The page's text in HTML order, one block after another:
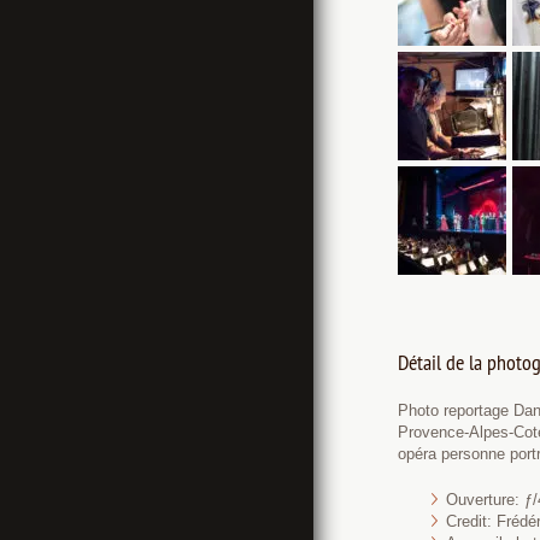
Détail de la
Photo reportage
Provence-Alpes-
opéra personne
Ouverture: ƒ/
Credit: